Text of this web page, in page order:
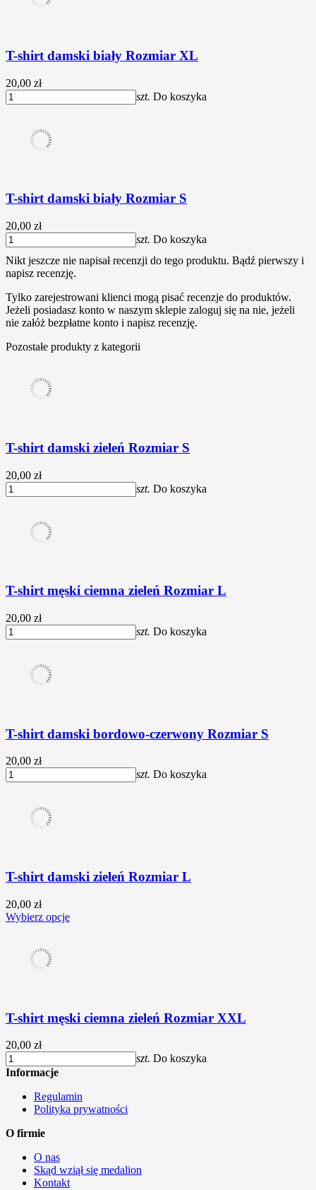
T-shirt damski biały Rozmiar XL
20,00 zł
szt. Do koszyka
T-shirt damski biały Rozmiar S
20,00 zł
szt. Do koszyka
Nikt jeszcze nie napisał recenzji do tego produktu. Bądź pierwszy i
napisz recenzję.
Tylko zarejestrowani klienci mogą pisać recenzje do produktów.
Jeżeli posiadasz konto w naszym sklepie zaloguj się na nie, jeżeli
nie załóż bezpłatne konto i napisz recenzję.
Pozostałe produkty z kategorii
T-shirt damski zieleń Rozmiar S
20,00 zł
szt. Do koszyka
T-shirt męski ciemna zieleń Rozmiar L
20,00 zł
szt. Do koszyka
T-shirt damski bordowo-czerwony Rozmiar S
20,00 zł
szt. Do koszyka
T-shirt damski zieleń Rozmiar L
20,00 zł
Wybierz opcje
T-shirt męski ciemna zieleń Rozmiar XXL
20,00 zł
szt. Do koszyka
Informacje
Regulamin
Polityka prywatności
O firmie
O nas
Skąd wziął się medalion
Kontakt